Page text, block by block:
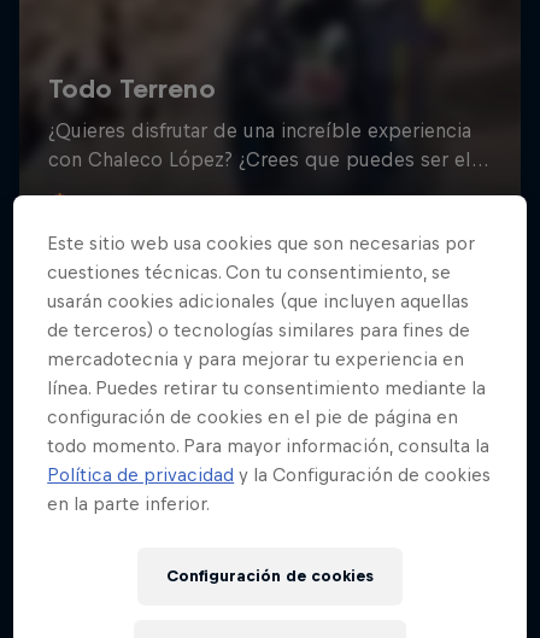
Este sitio web usa cookies que son necesarias por
cuestiones técnicas. Con tu consentimiento, se
usarán cookies adicionales (que incluyen aquellas
de terceros) o tecnologías similares para fines de
mercadotecnia y para mejorar tu experiencia en
línea. Puedes retirar tu consentimiento mediante la
configuración de cookies en el pie de página en
todo momento. Para mayor información, consulta la
Política de privacidad y la Configuración de cookies
en la parte inferior.
Configuración de cookies